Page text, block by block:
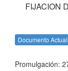
FIJACION
Documento
Promulgación: